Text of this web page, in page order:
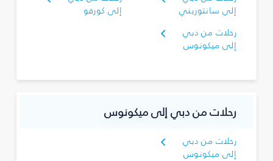
إلى سانتوريني
إلى كورفو
رحلات من دبي
إلى ميكونوس
رحلات من دبي إلى ميكونوس
رحلات من دبي
إلى ميكونوس